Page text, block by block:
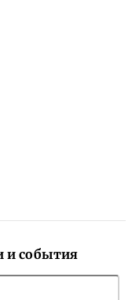
и события